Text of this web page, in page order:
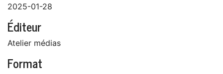
2025-01-28
Éditeur
Atelier médias
Format